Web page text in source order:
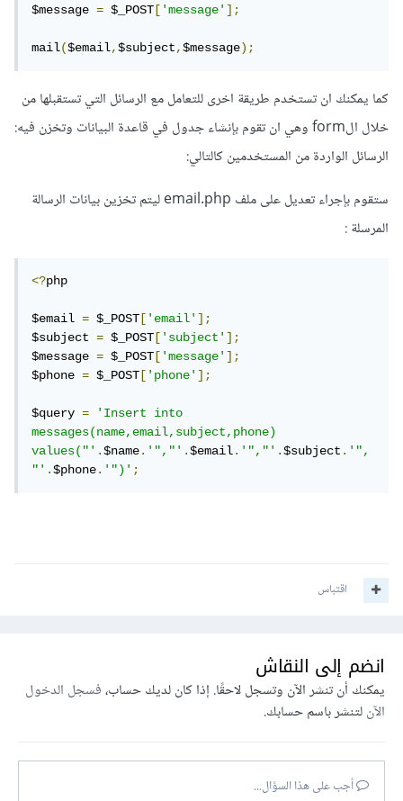
$message = $_POST ['message'];
mail($email,$subject,$message);
كما يمكنك ان تستخدم طريقة اخرى للتعامل مع الرسائل التي تستقبلها من
خلال الform وهي ان تقوم بإنشاء جدول في قاعدة البيانات وتخزن فيه:
الرسائل الواردة من المستخدمين كالتالي:
ستقوم بإجراء تعديل على ملف email.php ليتم تخزين بيانات الرسالة
المرسلة :
<?php
$email = $_POST ['email'];
$subject = $_POST ['subject'];
$message = $_POST ['message'];
$phone = $_POST ['phone'];
$query =
'Insert into
messages(name,email,subject,phone)
values("'.$name.'","'.$email.'","'.$subject.'",
"'.$phone.'")';
اقتباس
انضم إلى النقاش
يمكنك أن تنشر الآن وتسجل لاحقًا. إذا كان لديك حساب،فسجل الدخول
الآنلتنشر باسم حسابك.
أجب على هذا السؤال...